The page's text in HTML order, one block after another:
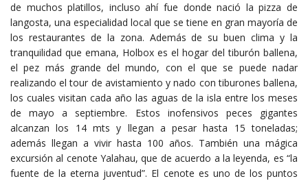
de muchos platillos, incluso ahí fue donde nació la pizza de
langosta, una especialidad local que se tiene en gran mayoría de
los restaurantes de la zona. Además de su buen clima y la
tranquilidad que emana, Holbox es el hogar del tiburón ballena,
el pez más grande del mundo, con el que se puede nadar
realizando el tour de avistamiento y nado con tiburones ballena,
los cuales visitan cada año las aguas de la isla entre los meses
de mayo a septiembre. Estos inofensivos peces gigantes
alcanzan los 14 mts y llegan a pesar hasta 15 toneladas;
además llegan a vivir hasta 100 años. También una mágica
excursión al cenote Yalahau, que de acuerdo a la leyenda, es “la
fuente de la eterna juventud”. El cenote es uno de los puntos